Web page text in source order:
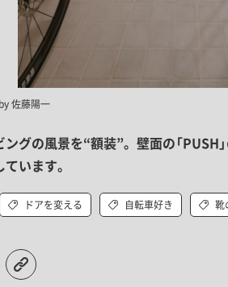
佐藤陽一
グの風景を“額装”。壁面の「
います。
ドアを変える 自転車好き 靴